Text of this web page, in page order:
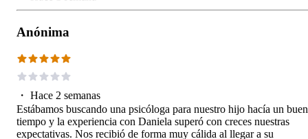
Anónima
・ Hace 2 semanas
Estábamos buscando una psicóloga para nuestro hijo hacía un buen
tiempo y la experiencia con Daniela superó con creces nuestras
expectativas. Nos recibió de forma muy cálida al llegar a su